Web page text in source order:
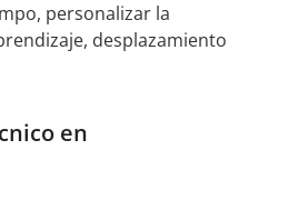
personalizar la
desplazamiento
en